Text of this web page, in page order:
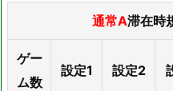
通常A滞在時
ゲー
ム数
設定1 設定2